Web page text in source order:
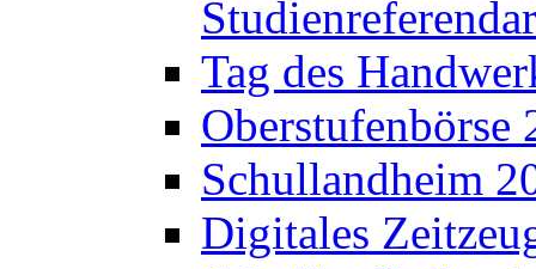
Tag des
Oberstufenbörse
Schullandheim
Digitales